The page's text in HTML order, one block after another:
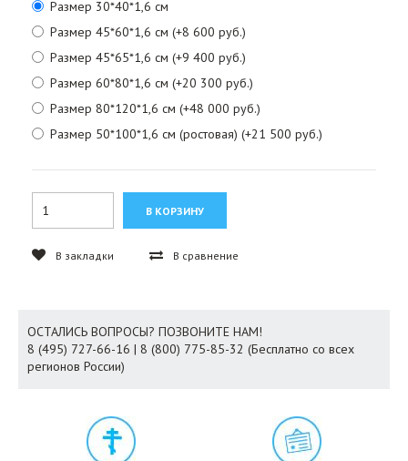
Размер 30*40*1,6 см
Размер 45*60*1,6 см (+8 600 руб.)
Размер 45*65*1,6 см (+9 400 руб.)
Размер 60*80*1,6 см (+20 300 руб.)
Размер 80*120*1,6 см (+48 000 руб.)
Размер 50*100*1,6 см (ростовая) (+21 500 руб.)
В закладки В сравнение
ОСТАЛИСЬ ВОПРОСЫ? ПОЗВОНИТЕ НАМ!
8 (495) 727-66-16 | 8 (800) 775-85-32 (Бесплатно со всех
регионов России)